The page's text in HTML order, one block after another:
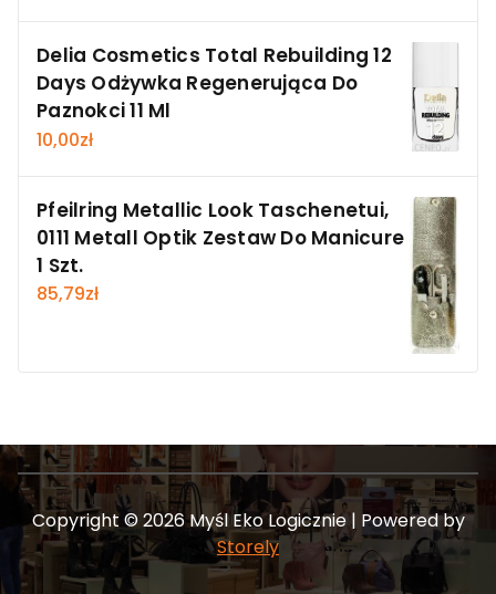
Delia Cosmetics Total Rebuilding 12
Days Odżywka Regenerująca Do
Paznokci 11 Ml
10,00zł
Pfeilring Metallic Look Taschenetui,
0111 Metall Optik Zestaw Do Manicure
1 Szt.
85,79zł
Copyright © 2026 Myśl Eko Logicznie | Powered by
Storely